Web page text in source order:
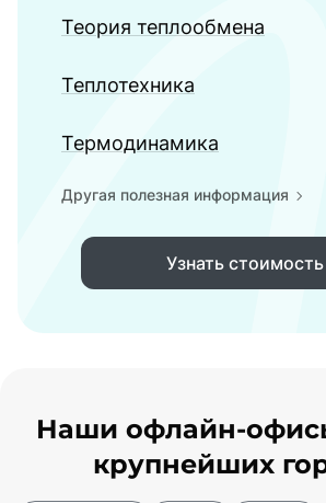
Теория теплообмена
Теплотехника
Термодинамика
Другая полезная информация
Узнать стоимость
Наши офлайн-
крупнейших